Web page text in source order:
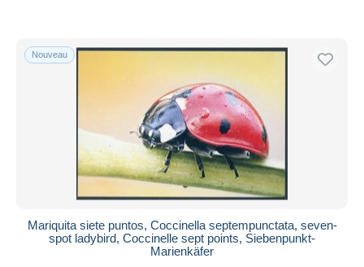
Nouveau
Mariquita siete puntos, Coccinella septempunctata, seven-
spot ladybird, Coccinelle sept points, Siebenpunkt-
Marienkäfer